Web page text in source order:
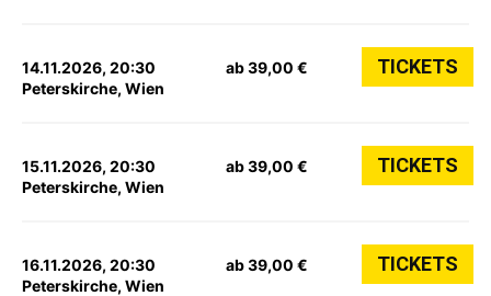
14.11.2026, 20:30
Peterskirche, Wien
ab 39,00 € TICKETS
15.11.2026, 20:30
Peterskirche, Wien
ab 39,00 € TICKETS
16.11.2026, 20:30
Peterskirche, Wien
ab 39,00 € TICKETS